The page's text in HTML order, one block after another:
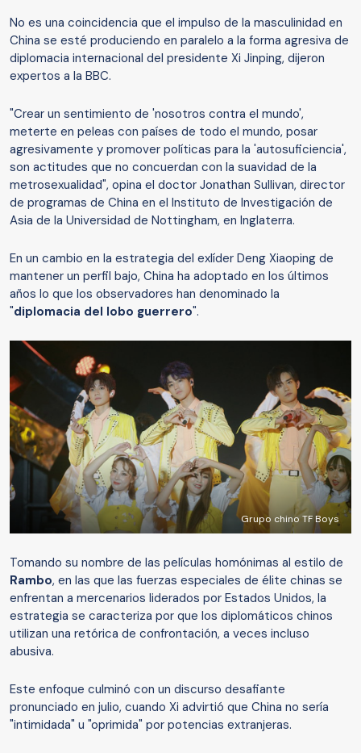
No es una coincidencia que el impulso de la masculinidad en
China se esté produciendo en paralelo a la forma agresiva de
diplomacia internacional del presidente Xi Jinping, dijeron
expertos a la BBC.
"Crear un sentimiento de 'nosotros contra el mundo',
meterte en peleas con países de todo el mundo, posar
agresivamente y promover políticas para la 'autosuficiencia',
son actitudes que no concuerdan con la suavidad de la
metrosexualidad", opina el doctor Jonathan Sullivan, director
de programas de China en el Instituto de Investigación de
Asia de la Universidad de Nottingham, en Inglaterra.
En un cambio en la estrategia del exlíder Deng Xiaoping de
mantener un perfil bajo, China ha adoptado en los últimos
años lo que los observadores han denominado la
"diplomacia del lobo guerrero".
Grupo chino TF Boys
Tomando su nombre de las películas homónimas al estilo de
Rambo, en las que las fuerzas especiales de élite chinas se
enfrentan a mercenarios liderados por Estados Unidos, la
estrategia se caracteriza por que los diplomáticos chinos
utilizan una retórica de confrontación, a veces incluso
abusiva.
Este enfoque culminó con un discurso desafiante
pronunciado en julio, cuando Xi advirtió que China no sería
"intimidada" u "oprimida" por potencias extranjeras.